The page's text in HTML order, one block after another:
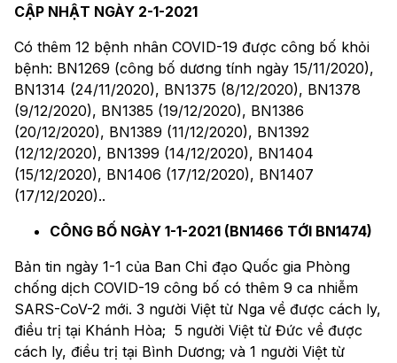
CẬP NHẬT NGÀY 2-1-2021
Có thêm 12 bệnh nhân COVID-19 được công bố khỏi
bệnh: BN1269 (công bố dương tính ngày 15/11/2020),
BN1314 (24/11/2020), BN1375 (8/12/2020), BN1378
(9/12/2020), BN1385 (19/12/2020), BN1386
(20/12/2020), BN1389 (11/12/2020), BN1392
(12/12/2020), BN1399 (14/12/2020), BN1404
(15/12/2020), BN1406 (17/12/2020), BN1407
(17/12/2020)..
CÔNG BỐ NGÀY 1-1-2021 (BN1466 TỚI BN1474)
Bản tin ngày 1-1 của Ban Chỉ đạo Quốc gia Phòng
chống dịch COVID-19 công bố có thêm 9 ca nhiễm
SARS-CoV-2 mới. 3 người Việt từ Nga về được cách ly,
điều trị tại Khánh Hòa; 5 người Việt từ Đức về được
cách ly, điều trị tại Bình Dương; và 1 người Việt từ